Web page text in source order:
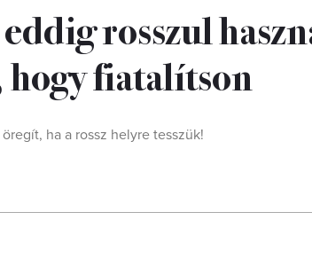
eddig rosszul
fiatalítson
ha a rossz helyre tesszük!